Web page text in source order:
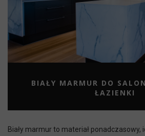
BIAŁY MARMUR DO
ŁAZIENKI
Biały marmur to materiał ponadczasowy,